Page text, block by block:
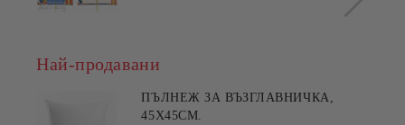
Най-продавани
ПЪЛНЕЖ ЗА ВЪЗГЛАВНИЧКА,
45X45СМ.